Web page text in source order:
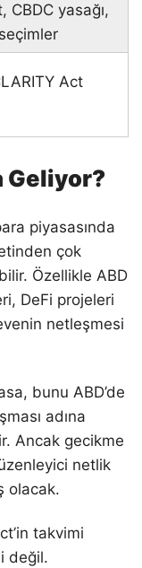
CBDC yasağı,
Act
Geliyor?
piyasasında
çok
Özellikle ABD
DeFi projeleri
netleşmesi
bunu ABD’de
adına
Ancak gecikme
netlik
olacak.
takvimi
değil.